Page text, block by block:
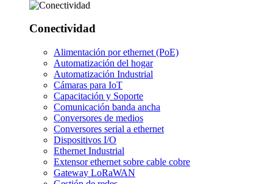
Conectividad
Alimentación por ethernet (PoE)
Automatización del hogar
Automatización Industrial
Cámaras para IoT
Capacitación y Soporte
Comunicación banda ancha
Conversores de medios
Conversores serial a ethernet
Dispositivos I/O
Ethernet Industrial
Extensor ethernet sobre cable cobre
Gateway LoRaWAN